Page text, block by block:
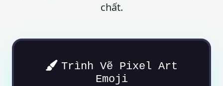
chất.
Trình Vẽ Pixel Art
Emoji